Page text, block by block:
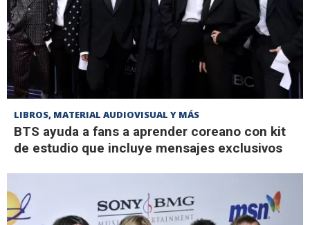
LIBROS, MATERIAL AUDIOVISUAL Y MÁS
BTS ayuda a fans a aprender coreano con kit
de estudio que incluye mensajes exclusivos